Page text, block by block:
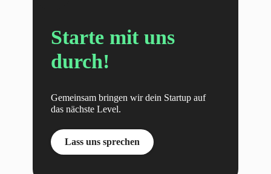
Starte mit uns
durch!
Gemeinsam bringen wir dein Startup auf
das nächste Level.
Lass uns sprechen